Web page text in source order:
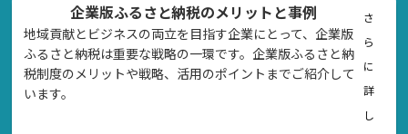
企業版ふるさと納税のメリットと事例
地域貢献とビジネスの両立を目指す企業にとって、企業版
ふるさと納税は重要な戦略の一環です。企業版ふるさと納
税制度のメリットや戦略、活用のポイントまでご紹介して
います。
さ
ら
に
詳
し